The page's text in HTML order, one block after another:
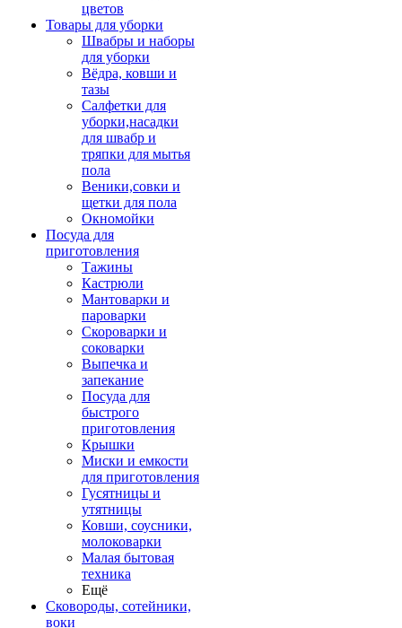
цветов
Товары для уборки
Швабры и наборы
для уборки
Вёдра, ковши и
тазы
Салфетки для
уборки,насадки
для швабр и
тряпки для мытья
пола
Веники,совки и
щетки для пола
Окномойки
Посуда для
приготовления
Тажины
Кастрюли
Мантоварки и
пароварки
Скороварки и
соковарки
Выпечка и
запекание
Посуда для
быстрого
приготовления
Крышки
Миски и емкости
для приготовления
Гусятницы и
утятницы
Ковши, соусники,
молоковарки
Малая бытовая
техника
Ещё
Сковороды, сотейники,
воки